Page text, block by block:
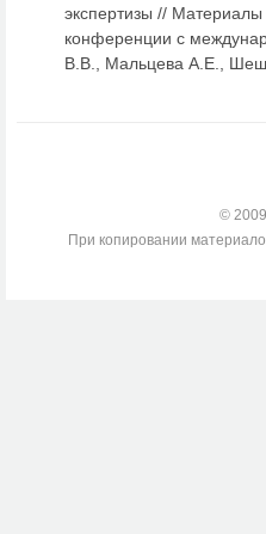
экспертизы //
конференции с
В.В., Мальцева А.Е.,
©
При копировании